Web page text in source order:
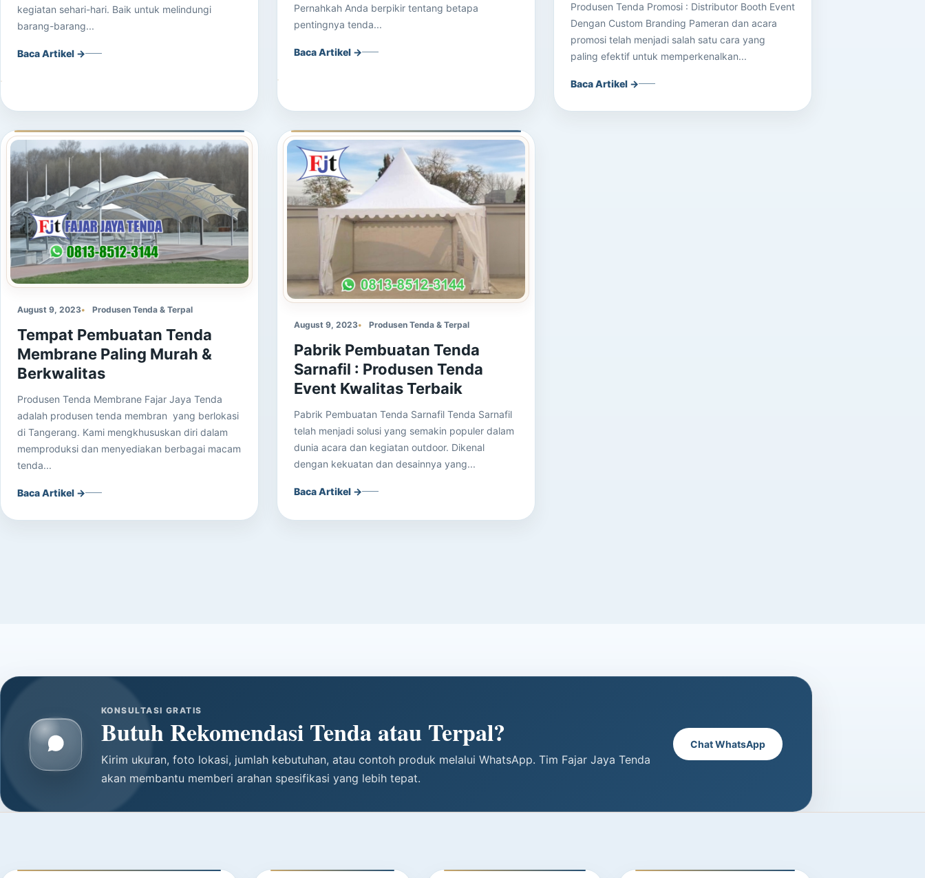
kegiatan sehari-hari. Baik untuk melindungi
barang-barang...
Baca Artikel →
Pernahkah Anda berpikir tentang betapa
pentingnya tenda...
Baca Artikel →
Produsen Tenda Promosi : Distributor Booth Event
Dengan Custom Branding Pameran dan acara
promosi telah menjadi salah satu cara yang
paling efektif untuk memperkenalkan...
Baca Artikel →
August 9, 2023 Produsen Tenda & Terpal
Tempat Pembuatan Tenda
Membrane Paling Murah &
Berkwalitas
Produsen Tenda Membrane Fajar Jaya Tenda
adalah produsen tenda membran yang berlokasi
di Tangerang. Kami mengkhususkan diri dalam
memproduksi dan menyediakan berbagai macam
tenda...
Baca Artikel →
August 9, 2023 Produsen Tenda & Terpal
Pabrik Pembuatan Tenda
Sarnafil : Produsen Tenda
Event Kwalitas Terbaik
Pabrik Pembuatan Tenda Sarnafil Tenda Sarnafil
telah menjadi solusi yang semakin populer dalam
dunia acara dan kegiatan outdoor. Dikenal
dengan kekuatan dan desainnya yang...
Baca Artikel →
KONSULTASI GRATIS
Butuh Rekomendasi Tenda atau Terpal?
Kirim ukuran, foto lokasi, jumlah kebutuhan, atau contoh produk melalui WhatsApp. Tim Fajar Jaya Tenda
akan membantu memberi arahan spesifikasi yang lebih tepat.
Chat WhatsApp